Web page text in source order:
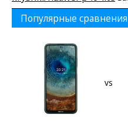
Популярные сравнения
vs